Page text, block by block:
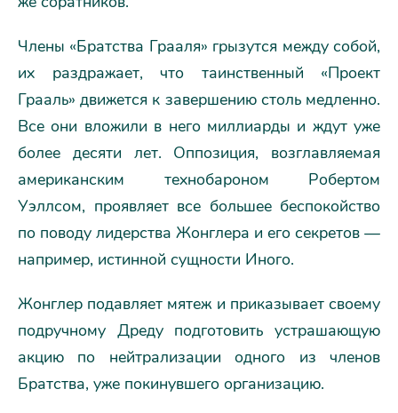
Члены «Братства Грааля» грызутся между собой,
их раздражает, что таинственный «Проект
Грааль» движется к завершению столь медленно.
Все они вложили в него миллиарды и ждут уже
более десяти лет. Оппозиция, возглавляемая
американским технобароном Робертом
Уэллсом, проявляет все большее беспокойство
по поводу лидерства Жонглера и его секретов —
например, истинной сущности Иного.
Жонглер подавляет мятеж и приказывает своему
подручному Дреду подготовить устрашающую
акцию по нейтрализации одного из членов
Братства, уже покинувшего организацию.